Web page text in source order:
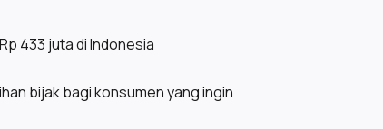
433 juta di Indonesia
bijak bagi konsumen yang ingin